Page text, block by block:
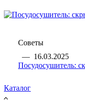
Советы
— 16.03.2025
Посудосушитель:
Каталог